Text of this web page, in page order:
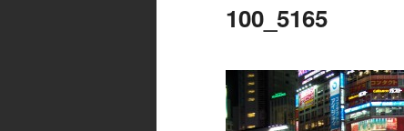
100_5165